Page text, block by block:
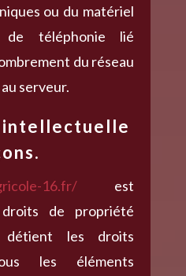
ou du matériel
téléphonie lié
du réseau
serveur.
16.fr/
est
de propriété
les droits
les éléments